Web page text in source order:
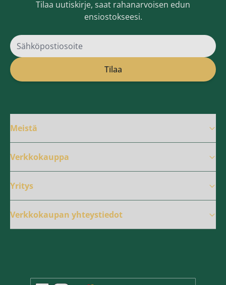
Tilaa uutiskirje, saat rahanarvoisen edun
ensiostokseesi.
Sähköpostiosoite
Tilaa
Meistä
Verkkokauppa
Yritys
Verkkokaupan yhteystiedot